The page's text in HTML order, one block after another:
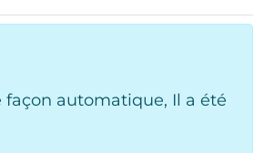
automatique, Il a été